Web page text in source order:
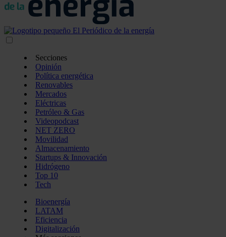
Secciones
Opinión
Política energética
Renovables
Mercados
Eléctricas
Petróleo & Gas
Videopodcast
NET ZERO
Movilidad
Almacenamiento
Startups & Innovación
Hidrógeno
Top 10
Tech
Bioenergía
LATAM
Eficiencia
Digitalización